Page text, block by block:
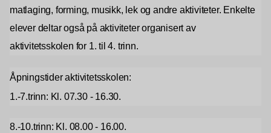
matlaging, forming, musikk, lek og andre aktiviteter. Enkelte
elever deltar også på aktiviteter organisert av
aktivitetsskolen for 1. til 4. trinn.
Åpningstider aktivitetsskolen:
1.-7.trinn: Kl. 07.30 - 16.30.
8.-10.trinn: Kl. 08.00 - 16.00.